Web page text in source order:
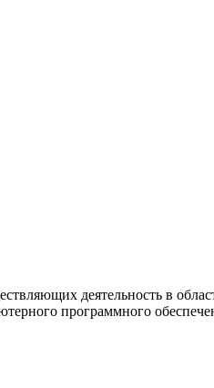
деятельность в
программного